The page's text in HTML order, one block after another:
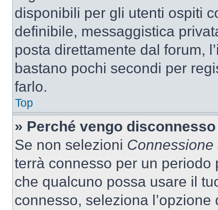
disponibili per gli utenti ospiti
definibile, messaggistica
posta direttamente dal forum,
bastano pochi secondi per
farlo.
Top
» Perché vengo
Se non selezioni
terrà connesso per un
che qualcuno possa usare il
connesso, seleziona